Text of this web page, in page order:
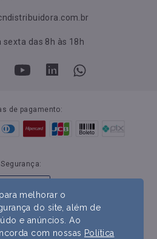
sexta das 8h às 18h
de pagamento:
Segurança:
melhorar o
do site, além de
e anúncios. Ao
com nossas Política